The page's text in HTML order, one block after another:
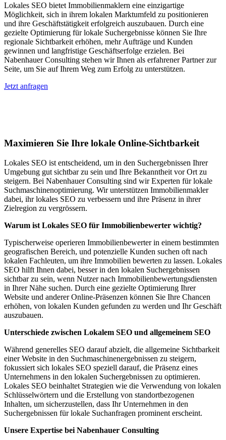
Lokales SEO bietet Immobilienmaklern eine einzigartige
Möglichkeit, sich in ihrem lokalen Marktumfeld zu positionieren
und ihre Geschäftstätigkeit erfolgreich auszubauen. Durch eine
gezielte Optimierung für lokale Suchergebnisse können Sie Ihre
regionale Sichtbarkeit erhöhen, mehr Aufträge und Kunden
gewinnen und langfristige Geschäftserfolge erzielen. Bei
Nabenhauer Consulting stehen wir Ihnen als erfahrener Partner zur
Seite, um Sie auf Ihrem Weg zum Erfolg zu unterstützen.
Jetzt anfragen
Maximieren Sie Ihre lokale Online-Sichtbarkeit
Lokales SEO ist entscheidend, um in den Suchergebnissen Ihrer
Umgebung gut sichtbar zu sein und Ihre Bekanntheit vor Ort zu
steigern. Bei Nabenhauer Consulting sind wir Experten für lokale
Suchmaschinenoptimierung. Wir unterstützen Immobilienmakler
dabei, ihr lokales SEO zu verbessern und ihre Präsenz in ihrer
Zielregion zu vergrössern.
Warum ist Lokales SEO für Immobilienbewerter wichtig?
Typischerweise operieren Immobilienbewerter in einem bestimmten
geografischen Bereich, und potenzielle Kunden suchen oft nach
lokalen Fachleuten, um ihre Immobilien bewerten zu lassen. Lokales
SEO hilft Ihnen dabei, besser in den lokalen Suchergebnissen
sichtbar zu sein, wenn Nutzer nach Immobilienbewertungsdiensten
in Ihrer Nähe suchen. Durch eine gezielte Optimierung Ihrer
Website und anderer Online-Präsenzen können Sie Ihre Chancen
erhöhen, von lokalen Kunden gefunden zu werden und Ihr Geschäft
auszubauen.
Unterschiede zwischen Lokalem SEO und allgemeinem SEO
Während generelles SEO darauf abzielt, die allgemeine Sichtbarkeit
einer Website in den Suchmaschinenergebnissen zu steigern,
fokussiert sich lokales SEO speziell darauf, die Präsenz eines
Unternehmens in den lokalen Suchergebnissen zu optimieren.
Lokales SEO beinhaltet Strategien wie die Verwendung von lokalen
Schlüsselwörtern und die Erstellung von standortbezogenen
Inhalten, um sicherzustellen, dass Ihr Unternehmen in den
Suchergebnissen für lokale Suchanfragen prominent erscheint.
Unsere Expertise bei Nabenhauer Consulting